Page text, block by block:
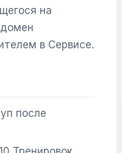
на
в Сервисе.
после